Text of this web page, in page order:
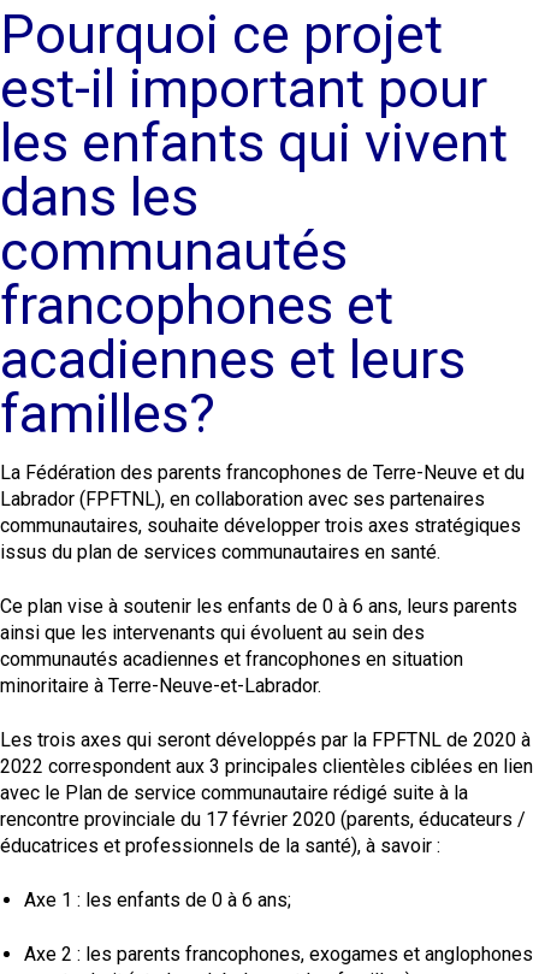
Pourquoi ce projet
est-il important pour
les enfants qui vivent
dans les
communautés
francophones et
acadiennes et leurs
familles?
La Fédération des parents francophones de Terre-Neuve et du
Labrador (FPFTNL), en collaboration avec ses partenaires
communautaires, souhaite développer trois axes stratégiques
issus du plan de services communautaires en santé.
Ce plan vise à soutenir les enfants de 0 à 6 ans, leurs parents
ainsi que les intervenants qui évoluent au sein des
communautés acadiennes et francophones en situation
minoritaire à Terre-Neuve-et-Labrador.
Les trois axes qui seront développés par la FPFTNL de 2020 à
2022 correspondent aux 3 principales clientèles ciblées en lien
avec le Plan de service communautaire rédigé suite à la
rencontre provinciale du 17 février 2020 (parents, éducateurs /
éducatrices et professionnels de la santé), à savoir :
Axe 1 : les enfants de 0 à 6 ans;
Axe 2 : les parents francophones, exogames et anglophones